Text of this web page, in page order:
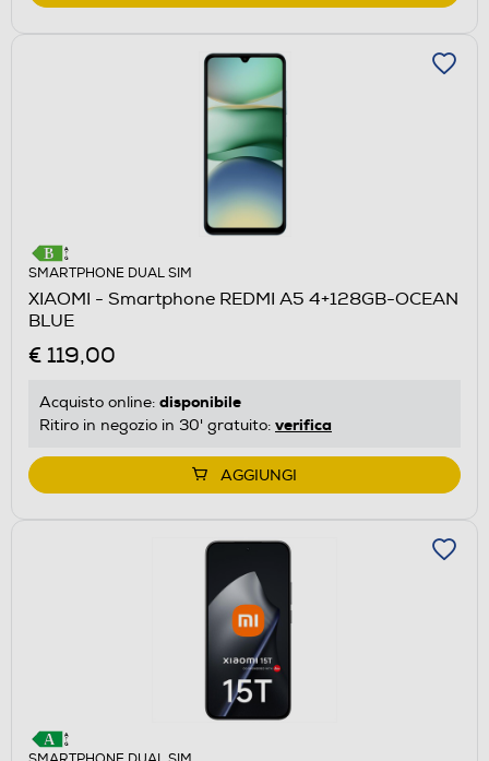
SMARTPHONE DUAL SIM
XIAOMI - Smartphone REDMI A5 4+128GB-OCEAN
BLUE
€ 119,00
Acquisto online: disponibile
Ritiro in negozio in 30' gratuito: verifica
AGGIUNGI